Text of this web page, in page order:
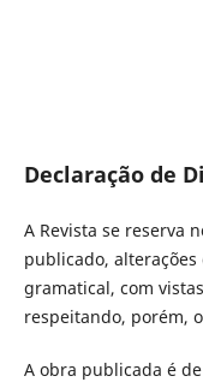
Declaração de
A Revista se reserva
publicado,
gramatical, com
respeitando, porém,
A obra publicada é